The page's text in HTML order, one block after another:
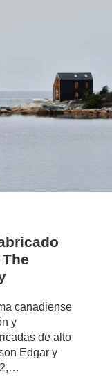
canadiense
y
de alto
Edgar y